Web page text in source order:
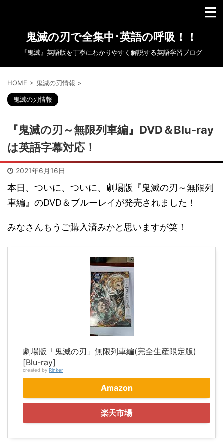
鬼滅の刃で全集中･英語の呼吸！！
『鬼滅』英語版を丁寧にわかりやすく解説する英語学習ブログ
HOME > 鬼滅の刃情報 >
鬼滅の刃情報
『鬼滅の刃～無限列車編』DVD＆Blu-ray
は英語字幕対応！
2021年6月16日
本日、ついに、ついに、劇場版『鬼滅の刃～無限列
車編』のDVD＆ブルーレイが発売されました！
みなさんもうご購入済みかと思いますが笑！
劇場版「鬼滅の刃」無限列車編(完全生産限定版)
[Blu-ray]
created by Rinker
Amazon
楽天市場